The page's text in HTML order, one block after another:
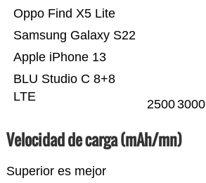
BLU Studio C 8+8
LTE
Apple iPhone 13
Samsung Galaxy S22
Oppo Find X5 Lite
25003000
Velocidad de carga (mAh/mn)
Superior es mejor